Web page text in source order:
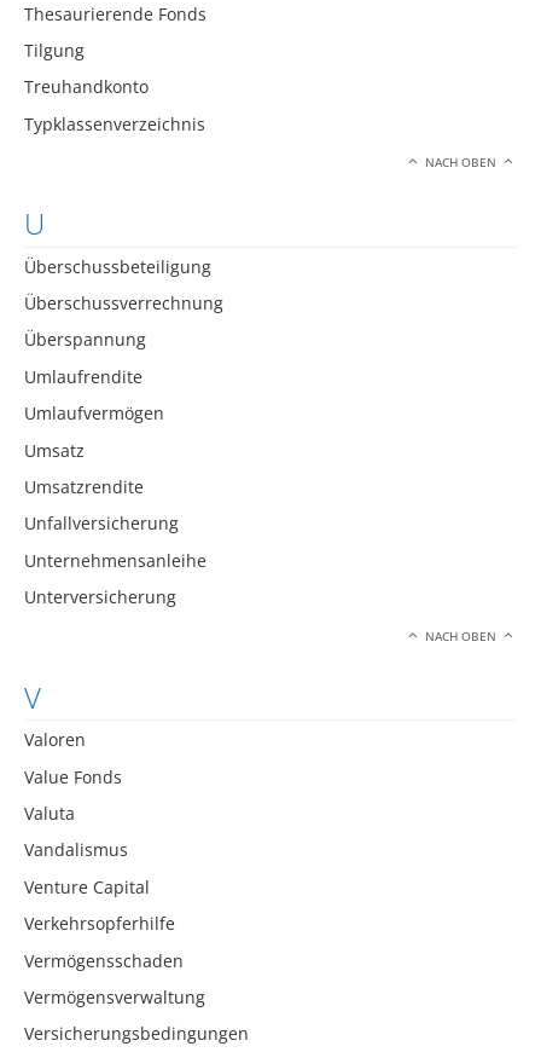
Thesaurierende Fonds
Tilgung
Treuhandkonto
Typklassenverzeichnis
NACH OBEN
U
Überschussbeteiligung
Überschussverrechnung
Überspannung
Umlaufrendite
Umlaufvermögen
Umsatz
Umsatzrendite
Unfallversicherung
Unternehmensanleihe
Unterversicherung
NACH OBEN
V
Valoren
Value Fonds
Valuta
Vandalismus
Venture Capital
Verkehrsopferhilfe
Vermögensschaden
Vermögensverwaltung
Versicherungsbedingungen